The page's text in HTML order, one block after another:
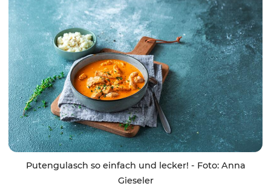
Putengulasch so einfach und lecker! - Foto: Anna
Gieseler